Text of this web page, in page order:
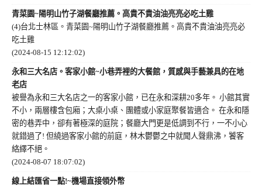
青菜園~陽明山竹子湖餐廳推薦。高貴不貴油油亮亮必吃土雞
(4)台北士林區。青菜園~陽明山竹子湖餐廳推薦。高貴不貴油油亮亮必
吃土雞
(2024-08-15 12:12:02)
永和三大名店。客家小館~小巷弄裡的大餐館，質感與手藝兼具的在地
老店
被譽為永和三大名店之一的客家小館，已在永和深耕20多年。 小館其實
不小，兩層樓含包廂；大桌小桌、團體或小家庭聚餐皆適合。 在永和隱
密的巷弄中，卻有著極深的庭院；餐廳大門更是低調到不行，一不小心
就錯過了! 但繞過客家小館的前庭，林木鬱鬱之中就聞人聲鼎沸，饕客
絡繹不絕。
(2024-08-07 18:07:02)
線上結匯省一點!~機場直接領外幣